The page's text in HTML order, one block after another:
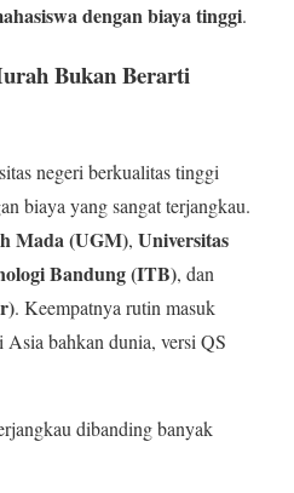
dengan biaya tinggi.
Bukan Berarti
negeri berkualitas tinggi
biaya yang sangat terjangkau.
Mada (UGM), Universitas
Bandung (ITB), dan
. Keempatnya rutin masuk
bahkan dunia, versi QS
dibanding banyak